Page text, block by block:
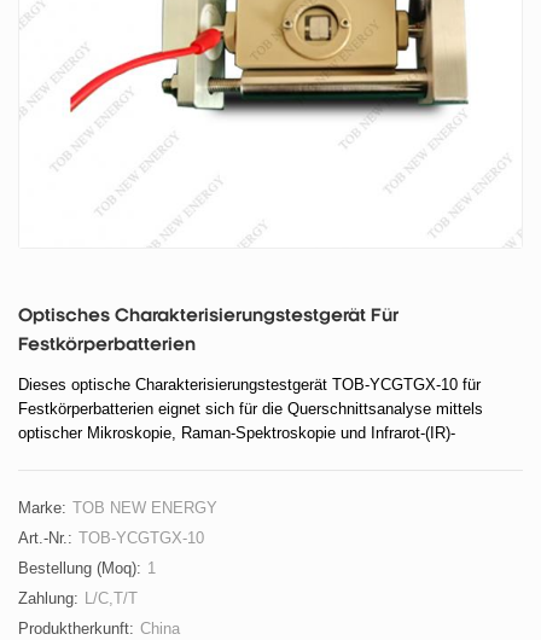
Optisches Charakterisierungstestgerät Für
Festkörperbatterien
Dieses optische Charakterisierungstestgerät TOB-YCGTGX-10 für
Festkörperbatterien eignet sich für die Querschnittsanalyse mittels
optischer Mikroskopie, Raman-Spektroskopie und Infrarot-(IR)-
Marke: TOB NEW ENERGY
Art.-Nr.: TOB-YCGTGX-10
Bestellung (moq): 1
Zahlung: L/C,T/T
Produktherkunft: China